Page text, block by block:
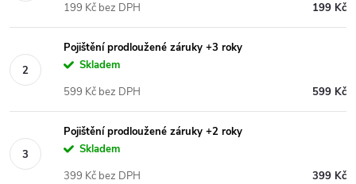
199 Kč
199 Kč bez DPH
Pojištění prodloužené záruky +3 roky
Skladem
599 Kč
599 Kč bez DPH
Pojištění prodloužené záruky +2 roky
Skladem
399 Kč
399 Kč bez DPH